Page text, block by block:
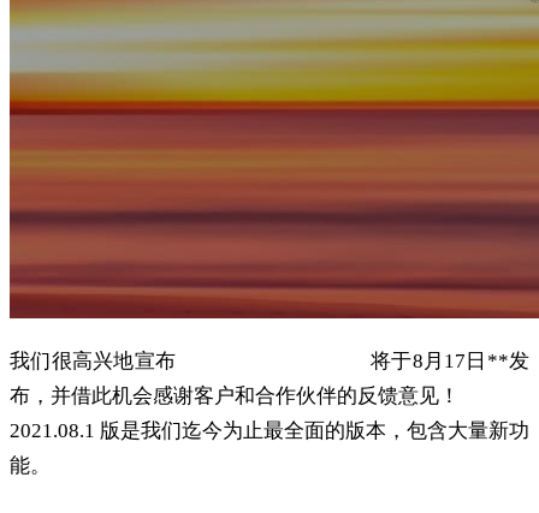
我们很高兴地宣布
将于8月17日**发
布，并借此机会感谢客户和合作伙伴的反馈意见！
2021.08.1 版是我们迄今为止最全面的版本，包含大量新功
能。